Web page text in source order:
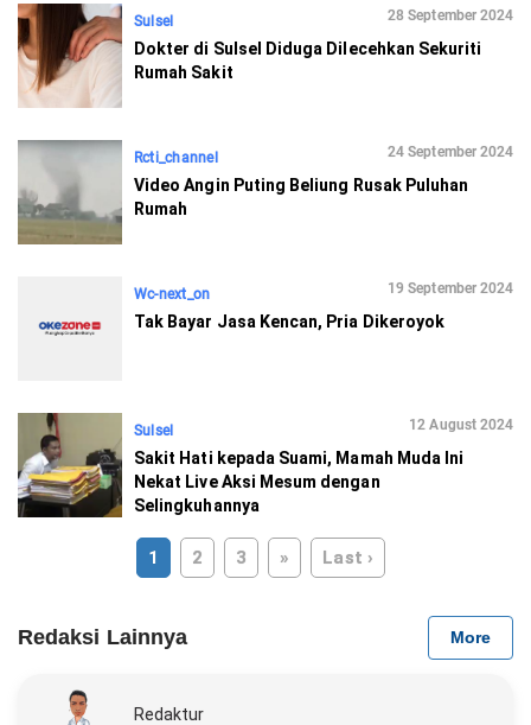
Sulsel 28 September 2024
Dokter di Sulsel Diduga Dilecehkan Sekuriti
Rumah Sakit
Rcti_channel 24 September 2024
Video Angin Puting Beliung Rusak Puluhan
Rumah
Wc-next_on 19 September 2024
Tak Bayar Jasa Kencan, Pria Dikeroyok
Sulsel 12 August 2024
Sakit Hati kepada Suami, Mamah Muda Ini
Nekat Live Aksi Mesum dengan
Selingkuhannya
1 2 3 » Last ›
Redaksi Lainnya More
Redaktur